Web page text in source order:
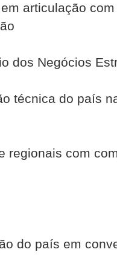
articulação
dos Negócios
técnica do país
regionais com
do país em